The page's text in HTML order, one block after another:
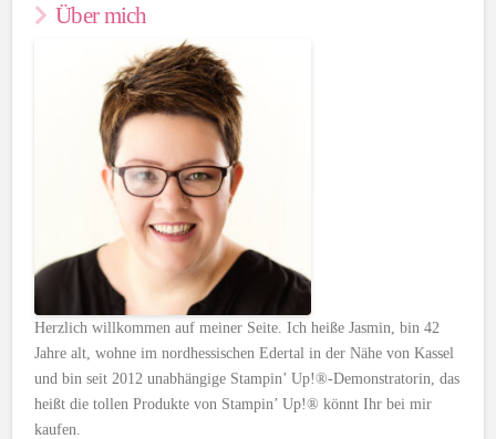
Über mich
Herzlich willkommen auf meiner Seite. Ich heiße Jasmin, bin 42
Jahre alt, wohne im nordhessischen Edertal in der Nähe von Kassel
und bin seit 2012 unabhängige Stampin’ Up!®-Demonstratorin, das
heißt die tollen Produkte von Stampin’ Up!® könnt Ihr bei mir
kaufen.